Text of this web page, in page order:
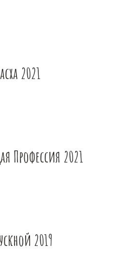
2021
Профессия 2021
2019